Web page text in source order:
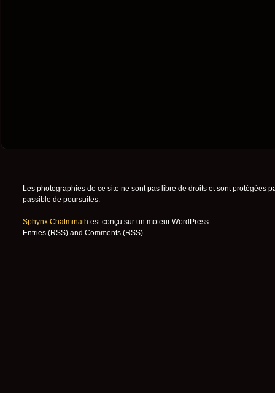
Les photographies de ce site ne sont pas libre de droits et sont protégées
passible de poursuites.
Sphynx Chatminath est conçu sur un moteur WordPress.
Entries (RSS)and Comments (RSS)